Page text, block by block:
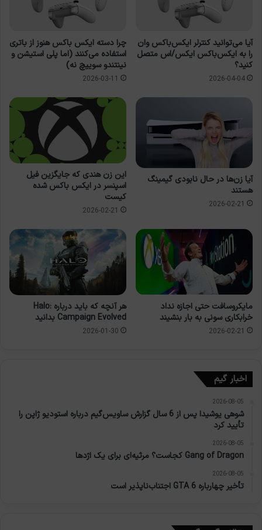
آیا می‌توانید کنترلر ایکس‌باکس وان
را به ایکس‌باکس ایکس/اس متصل
کنید؟
2026-04-04
چرا دسته ایکس باکس هنوز از باتری
استفاده می‌کنند (اما پلی استیشن و
نینتندو سوییچ نه)
2026-03-11
آیا زن‌ها در حال نابودی گیمینگ
هستند
2026-02-21
این زن هندی که جایگزین فیل
اسپنسر در ایکس باکس شده
کیست
2026-02-21
مایکروسافت حتی اجازه نداد
خرابکاری سونی به بار بنشیند
2026-02-21
هر آنچه که باید درباره Halo:
Campaign Evolved بدانید
2026-01-30
اخبار گیم
2026-08-05
شوهی یوشیدا پس از 6 سال گزارش ساویس‌گیم درباره استودیو ژاپن را
تأیید کرد
2026-08-05
Gang of Dragon کجاست؟ مرثیه‌ای برای یک اژدها
2026-08-05
تأخیر چهارباره GTA 6 اجتناب‌ناپذیر است